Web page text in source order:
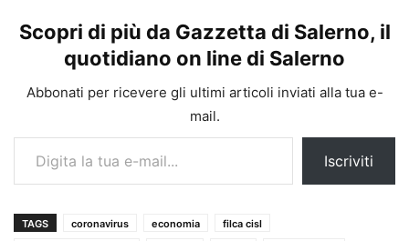
Scopri di più da Gazzetta di Salerno, il
quotidiano on line di Salerno
Abbonati per ricevere gli ultimi articoli inviati alla tua e-
mail.
Digita la tua e-mail...
Iscriviti
TAGS coronavirus economia
filca cisl